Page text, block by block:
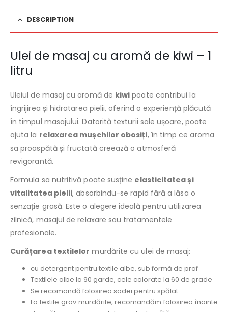
DESCRIPTION
Ulei de masaj cu aromă de kiwi – 1
litru
Uleiul de masaj cu aromă de kiwi poate contribui la
îngrijirea și hidratarea pielii, oferind o experiență plăcută
în timpul masajului. Datorită texturii sale ușoare, poate
ajuta la relaxarea mușchilor obosiți, în timp ce aroma
sa proaspătă și fructată creează o atmosferă
revigorantă.
Formula sa nutritivă poate susține elasticitatea și
vitalitatea pielii, absorbindu-se rapid fără a lăsa o
senzație grasă. Este o alegere ideală pentru utilizarea
zilnică, masajul de relaxare sau tratamentele
profesionale.
Curățarea textilelor murdărite cu ulei de masaj:
cu detergent pentru textile albe, sub formă de praf
Textilele albe la 90 garde, cele colorate la 60 de grade
Se recomandă folosirea sodei pentru spălat
La textile grav murdărite, recomandăm folosirea înainte